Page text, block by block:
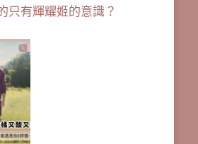
只有輝耀姬的意識？